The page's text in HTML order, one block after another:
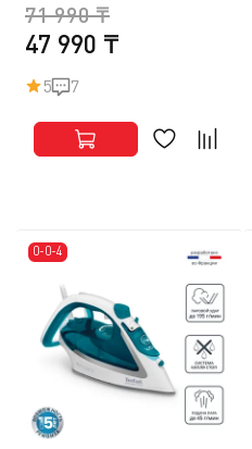
47 990 ₸
71 990 ₸
5 7
0-0-4